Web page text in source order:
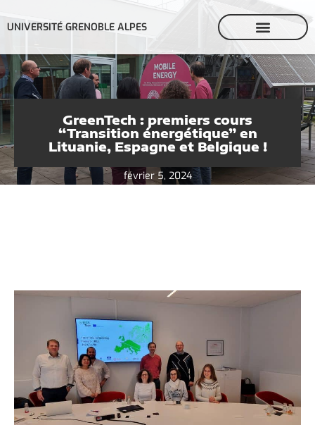
UNIVERSITÉ GRENOBLE ALPES
GreenTech : premiers cours
“Transition énergétique” en
Lituanie, Espagne et Belgique !
février 5, 2024